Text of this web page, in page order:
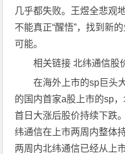
几乎都失败。王煜全悲观
不能真正“醒悟”，找到新
可能。
相关链接 北纬通信股
在海外上市的sp巨头
的国内首家a股上市的sp
首日大涨后股价持续下跌
纬通信在上市两周内整体
两周内北纬通信已经从上